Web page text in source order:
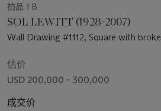
拍品 1 B
SOL LEWITT (1928-2007)
Wall Drawing #1112, Square with
估价
USD 200,000 - 300,000
成交价